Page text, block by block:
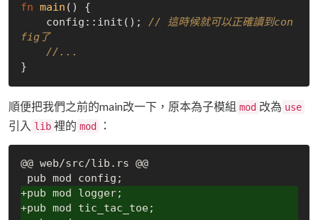
fn main () {
    config::init();
// 這時候就可以正確讀到con
fig了
//...
順便把我們之前的main改一下，原本為子模組 mod 改為 use
引入 lib 裡的 mod ：
@@ web/src/lib.rs @@
+pub mod logger;
+pub mod tic_tac_toe;